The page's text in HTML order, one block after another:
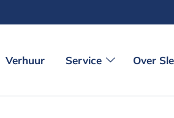
Verhuur Service Over